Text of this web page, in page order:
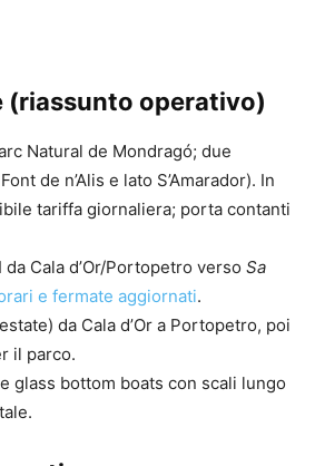
(riassunto operativo)
Natural de Mondragó; due
de n’Alis e lato S’Amarador). In
tariffa giornaliera; porta contanti
da Cala d’Or/Portopetro verso Sa
e fermate aggiornati.
da Cala d’Or a Portopetro, poi
il parco.
e glass bottom boats con scali lungo